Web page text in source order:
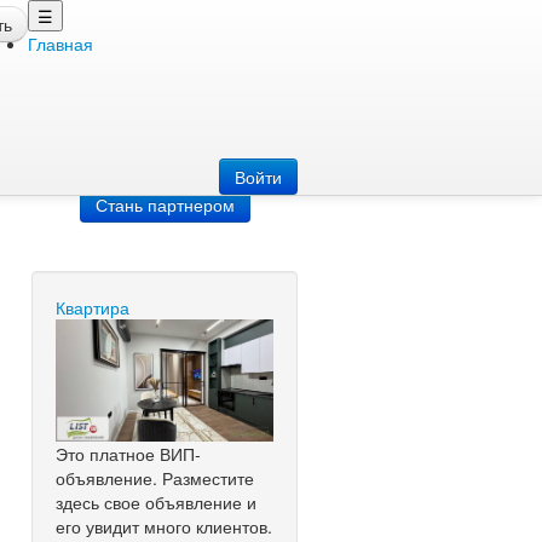
☰
Главная
Войти
Стань партнером
Квартира
Это платное ВИП-
объявление. Разместите
здесь свое объявление и
его увидит много клиентов.